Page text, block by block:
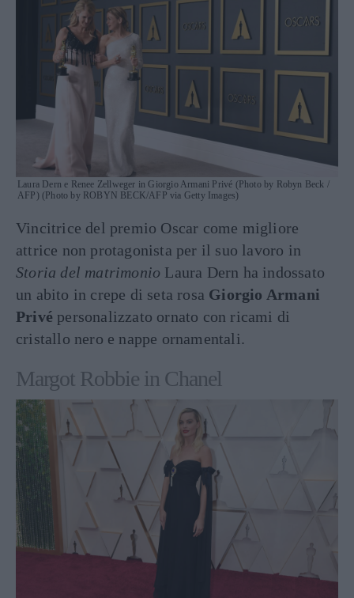
Laura Dern e Renee Zellweger in Giorgio Armani Privé (Photo by Robyn Beck /
AFP) (Photo by ROBYN BECK/AFP via Getty Images)
Vincitrice del premio Oscar come migliore
attrice non protagonista per il suo lavoro in
Storia del matrimonio Laura Dern ha indossato
un abito in crepe di seta rosa Giorgio Armani
Privé personalizzato ornato con ricami di
cristallo nero e nappe ornamentali.
Margot Robbie in Chanel